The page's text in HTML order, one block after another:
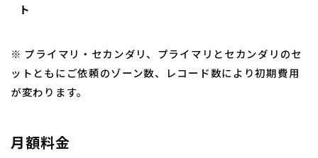
ト
※ プライマリ・セカンダリ、プライマリとセカンダリのセ
ットともにご依頼のゾーン数、レコード数により初期費用
が変わります。
月額料金